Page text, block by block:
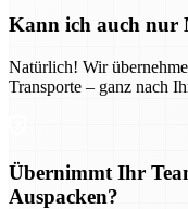
Kann ich auch nur
Natürlich! Wir
Transporte – ganz nach
Übernimmt Ihr
Auspacken?